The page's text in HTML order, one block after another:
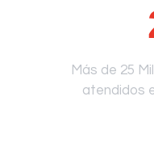
Más de 25
atendidos